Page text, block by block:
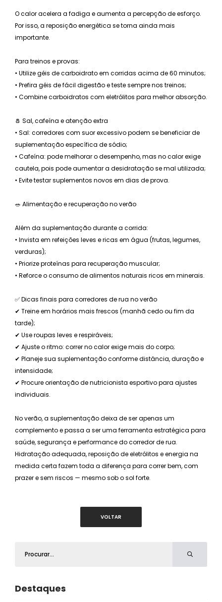
O calor acelera a fadiga e aumenta a percepção de esforço.
Por isso, a reposição energética se torna ainda mais
importante.
Para treinos e provas:
• Utilize géis de carboidrato em corridas acima de 60 minutos;
• Prefira géis de fácil digestão e teste sempre nos treinos;
• Combine carboidratos com eletrólitos para melhor absorção.
🧂 Sal, cafeína e atenção extra
• Sal: corredores com suor excessivo podem se beneficiar de
suplementação específica de sódio;
• Cafeína: pode melhorar o desempenho, mas no calor exige
cautela, pois pode aumentar a desidratação se mal utilizada;
• Evite testar suplementos novos em dias de prova.
🥗 Alimentação e recuperação no verão
Além da suplementação durante a corrida:
• Invista em refeições leves e ricas em água (frutas, legumes,
verduras);
• Priorize proteínas para recuperação muscular;
• Reforce o consumo de alimentos naturais ricos em minerais.
✅ Dicas finais para corredores de rua no verão
✔ Treine em horários mais frescos (manhã cedo ou fim da
tarde);
✔ Use roupas leves e respiráveis;
✔ Ajuste o ritmo: correr no calor exige mais do corpo;
✔ Planeje sua suplementação conforme distância, duração e
intensidade;
✔ Procure orientação de nutricionista esportivo para ajustes
individuais.
No verão, a suplementação deixa de ser apenas um
complemento e passa a ser uma ferramenta estratégica para
saúde, segurança e performance do corredor de rua.
Hidratação adequada, reposição de eletrólitos e energia na
medida certa fazem toda a diferença para correr bem, com
prazer e sem riscos — mesmo sob o sol forte.
VOLTAR
Destaques